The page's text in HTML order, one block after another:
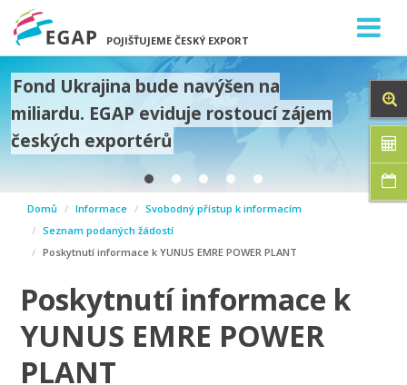
POJIŠŤUJEME ČESKÝ EXPORT
Fond Ukrajina bude navýšen na
miliardu. EGAP eviduje rostoucí zájem
českých exportérů
Domů Informace
Svobodný přístup k informacím
Seznam podaných žádostí
Poskytnutí informace k YUNUS EMRE POWER PLANT
Poskytnutí informace k
YUNUS EMRE POWER
PLANT